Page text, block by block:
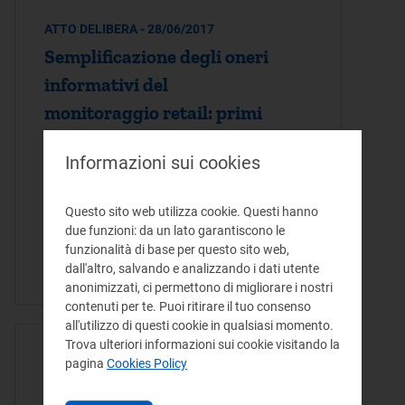
ATTO DELIBERA - 28/06/2017
Semplificazione degli oneri
informativi del
monitoraggio retail: primi
sistema di monitoraggio retail, tenendo
conto dell'entrata in operatività del SII ed
attua i primi interventi di semplificazione
degli oneri informativi del…
COMUNICATO STAMPA - 21/03/2017
Informazioni sui cookies
Questo sito web utilizza cookie. Questi hanno
due funzioni: da un lato garantiscono le
funzionalità di base per questo sito web,
dall'altro, salvando e analizzando i dati utente
anonimizzati, ci permettono di migliorare i nostri
contenuti per te. Puoi ritirare il tuo consenso
all'utilizzo di questi cookie in qualsiasi momento.
Trova ulteriori informazioni sui cookie visitando la
pagina Cookies Policy